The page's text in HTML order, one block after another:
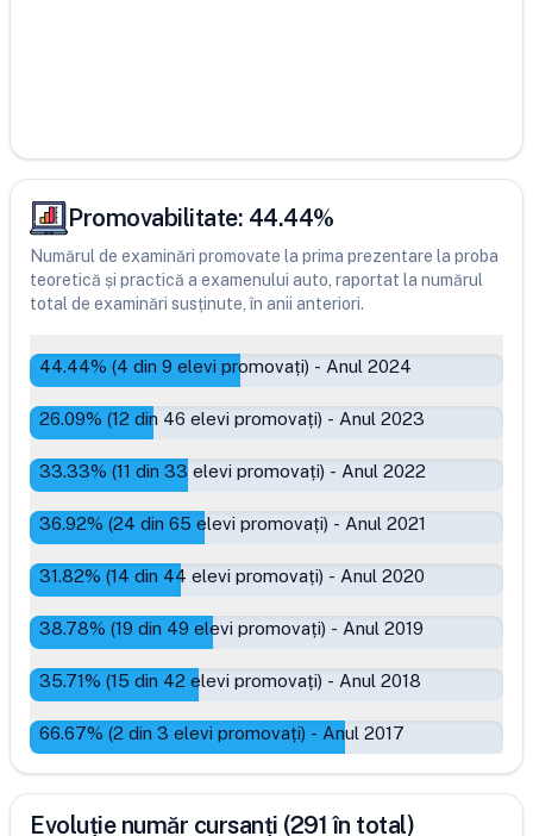
Promovabilitate: 44.44%
Numărul de examinări promovate la prima prezentare la proba
teoretică și practică a examenului auto, raportat la numărul
total de examinări susținute, în anii anteriori.
44.44% (4 din 9 elevi promovați) - Anul 2024
26.09% (12 din 46 elevi promovați) - Anul 2023
33.33% (11 din 33 elevi promovați) - Anul 2022
36.92% (24 din 65 elevi promovați) - Anul 2021
31.82% (14 din 44 elevi promovați) - Anul 2020
38.78% (19 din 49 elevi promovați) - Anul 2019
35.71% (15 din 42 elevi promovați) - Anul 2018
66.67% (2 din 3 elevi promovați) - Anul 2017
Evoluție număr cursanți (291 în total)